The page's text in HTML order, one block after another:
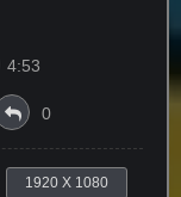
4:53
0
1920 X 1080